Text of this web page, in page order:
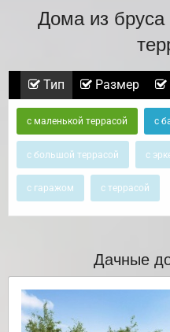
Дома из
Тип Размер
с маленькой террасой с
с большой террасой с
с гаражом с террасой
Дачные